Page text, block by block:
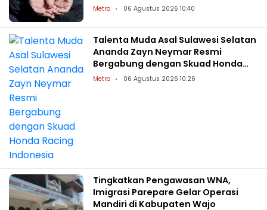
Metro 06 Agustus 2026 10:40
Talenta Muda Asal Sulawesi Selatan
Ananda Zayn Neymar Resmi
Bergabung dengan Skuad Honda
Racing Indonesia
Metro 06 Agustus 2026 10:26
Tingkatkan Pengawasan WNA,
Imigrasi Parepare Gelar Operasi
Mandiri di Kabupaten Wajo